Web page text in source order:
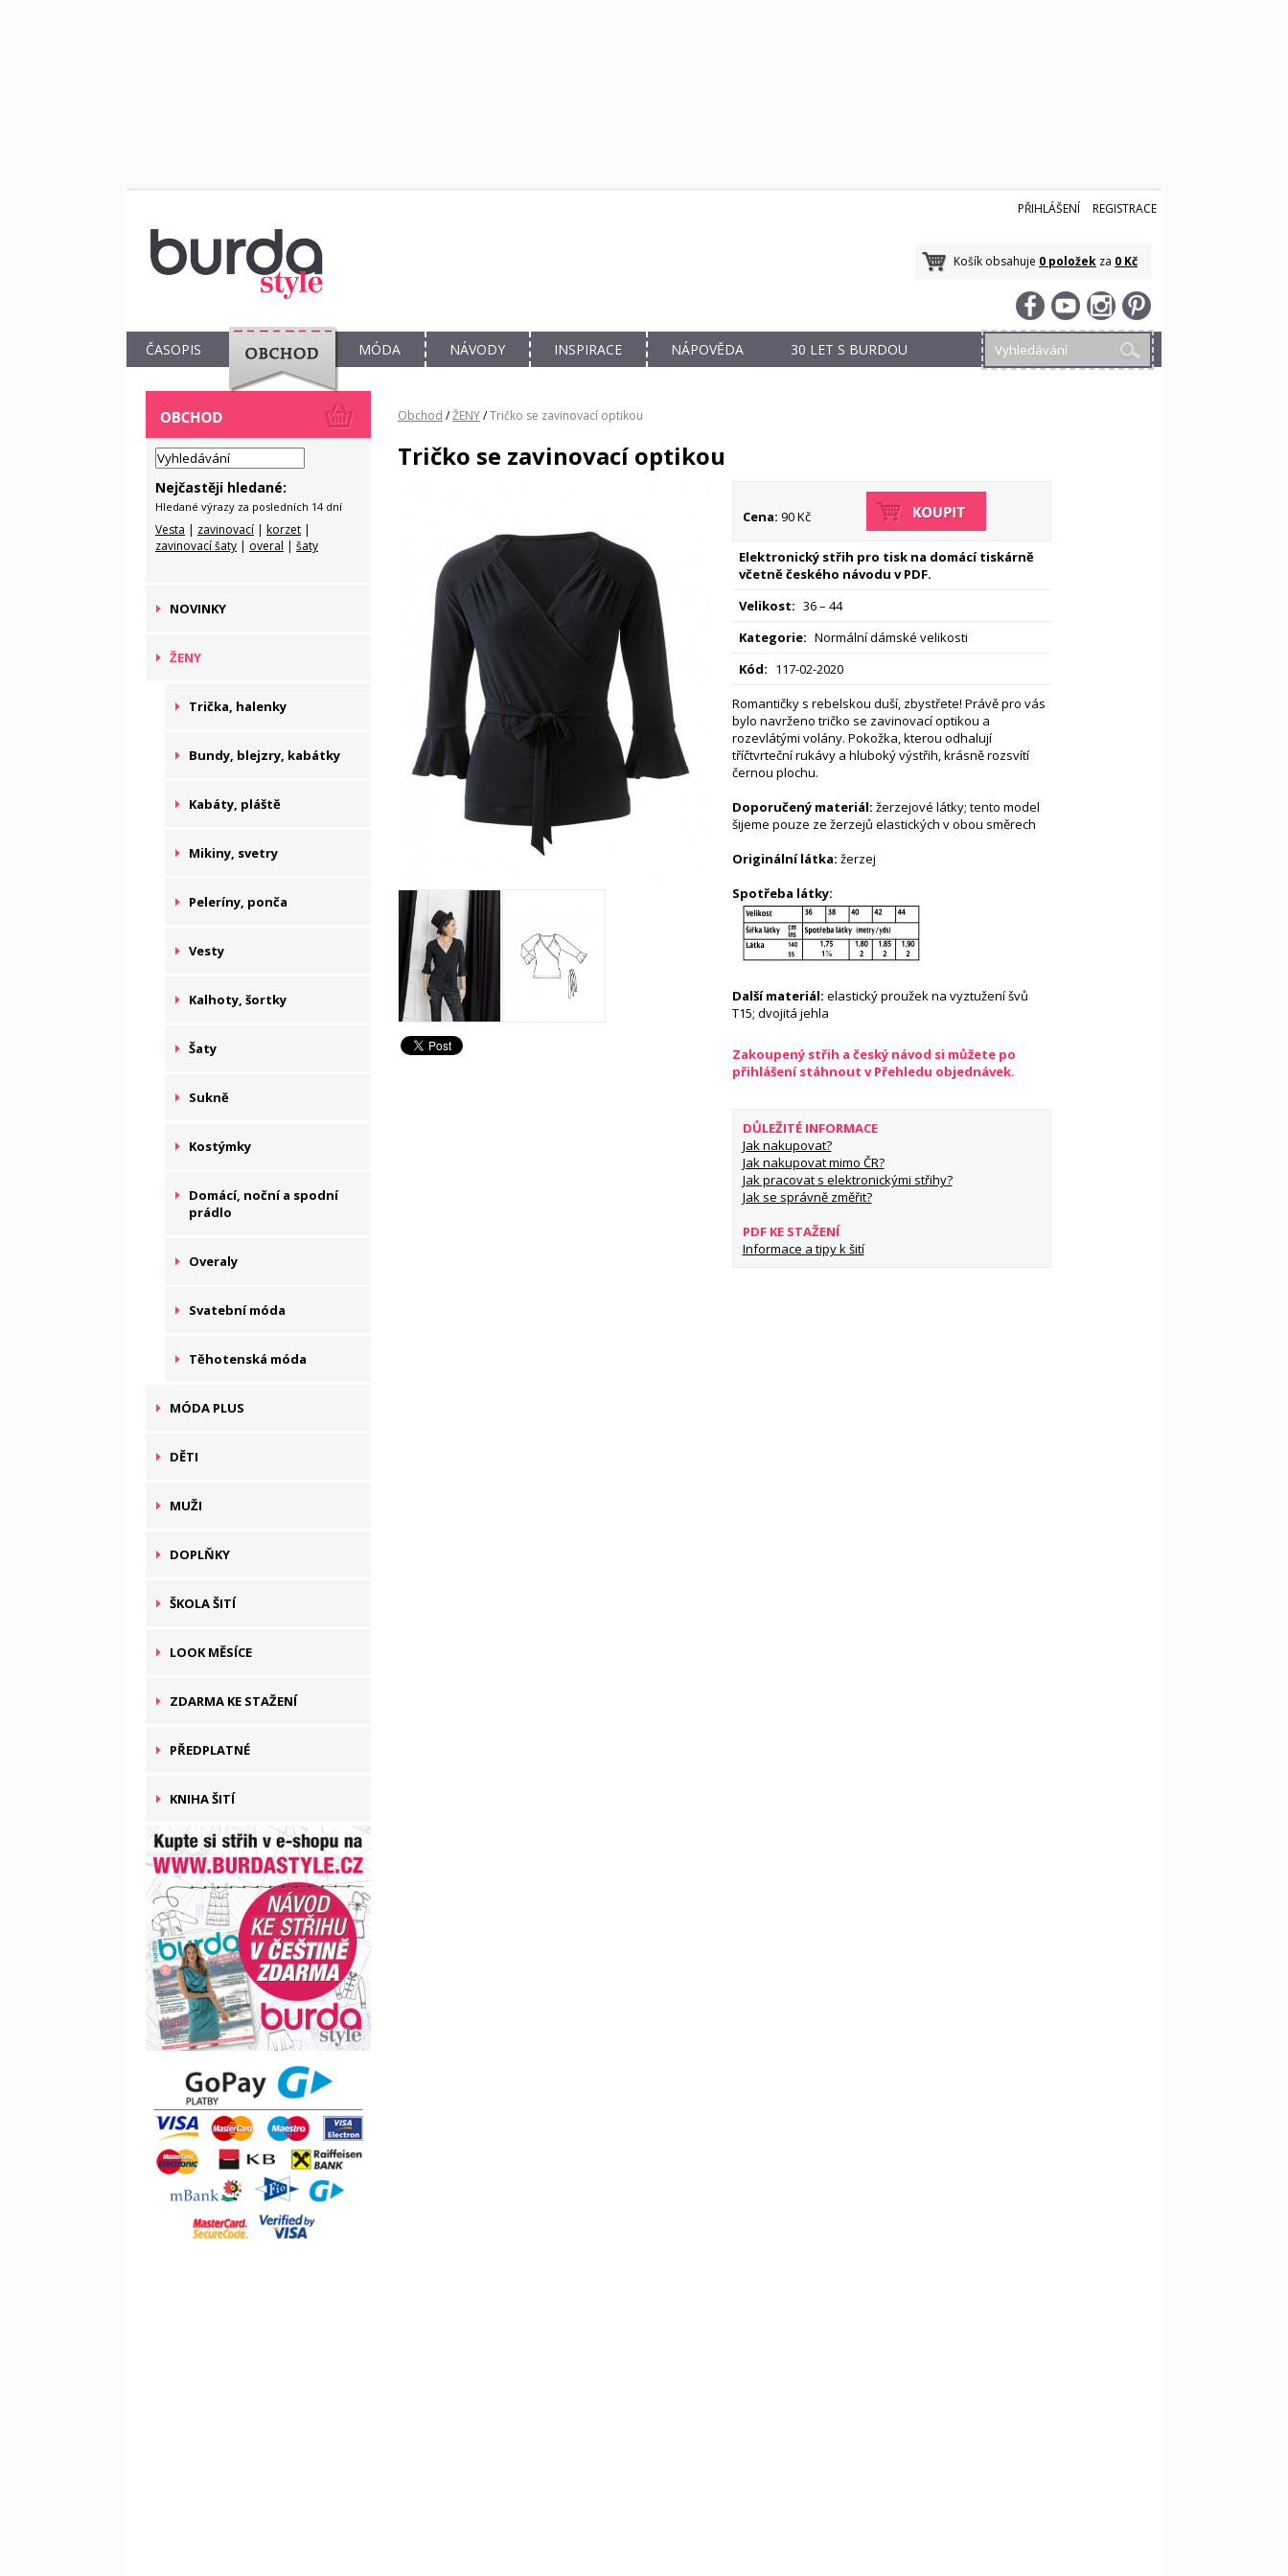
PŘIHLÁŠENÍ REGISTRACE
Košík obsahuje 0 položek za 0 Kč
ČASOPIS
OBCHOD
MÓDA NÁVODY INSPIRACE NÁPOVĚDA 30 LET S BURDOU
Nejčastěji hledané:
Hledané výrazy za posledních 14 dní
Vesta | zavinovací | korzet |
zavinovací šaty | overal | šaty
NOVINKY
ŽENY
Trička, halenky
Bundy, blejzry, kabátky
Kabáty, pláště
Mikiny, svetry
Peleríny, ponča
Vesty
Kalhoty, šortky
Šaty
Sukně
Kostýmky
Domácí, noční a spodní
prádlo
Overaly
Svatební móda
Těhotenská móda
MÓDA PLUS
DĚTI
MUŽI
DOPLŇKY
ŠKOLA ŠITÍ
LOOK MĚSÍCE
ZDARMA KE STAŽENÍ
PŘEDPLATNÉ
KNIHA ŠITÍ
Obchod /ŽENY/Tričko se zavinovací optikou
Tričko se zavinovací optikou
Cena: 90 Kč
Elektronický střih pro tisk na domácí tiskárně
včetně českého návodu v PDF.
Velikost: 36 – 44
Kategorie: Normální dámské velikosti
Kód: 117-02-2020
Romantičky s rebelskou duší, zbystřete! Právě pro vás
bylo navrženo tričko se zavinovací optikou a
rozevlátými volány. Pokožka, kterou odhalují
tříčtvrteční rukávy a hluboký výstřih, krásně rozsvítí
černou plochu.
Doporučený materiál: žerzejové látky; tento model
šijeme pouze ze žerzejů elastických v obou směrech
Originální látka: žerzej
Spotřeba látky:
Další materiál: elastický proužek na vyztužení švů
T15; dvojitá jehla
Zakoupený střih a český návod si můžete po
přihlášení stáhnout v Přehledu objednávek.
DŮLEŽITÉ INFORMACE
Jak nakupovat?
Jak nakupovat mimo ČR?
Jak pracovat s elektronickými střihy?
Jak se správně změřit?
PDF KE STAŽENÍ
Informace a tipy k šití